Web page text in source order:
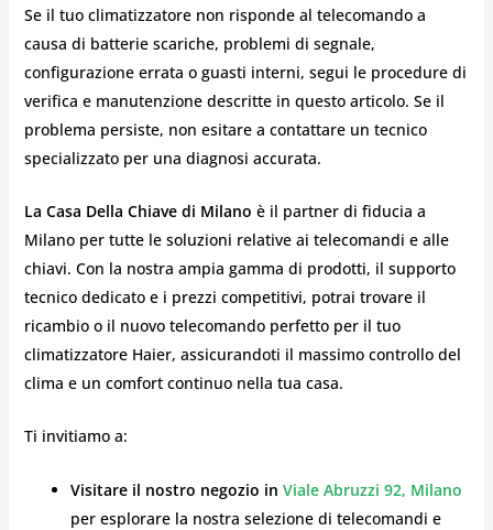
Se il tuo climatizzatore non risponde al telecomando a
causa di batterie scariche, problemi di segnale,
configurazione errata o guasti interni, segui le procedure di
verifica e manutenzione descritte in questo articolo. Se il
problema persiste, non esitare a contattare un tecnico
specializzato per una diagnosi accurata.
La Casa Della Chiave di Milano è il partner di fiducia a
Milano per tutte le soluzioni relative ai telecomandi e alle
chiavi. Con la nostra ampia gamma di prodotti, il supporto
tecnico dedicato e i prezzi competitivi, potrai trovare il
ricambio o il nuovo telecomando perfetto per il tuo
climatizzatore Haier, assicurandoti il massimo controllo del
clima e un comfort continuo nella tua casa.
Ti invitiamo a:
Visitare il nostro negozio in Viale Abruzzi 92, Milano
per esplorare la nostra selezione di telecomandi e